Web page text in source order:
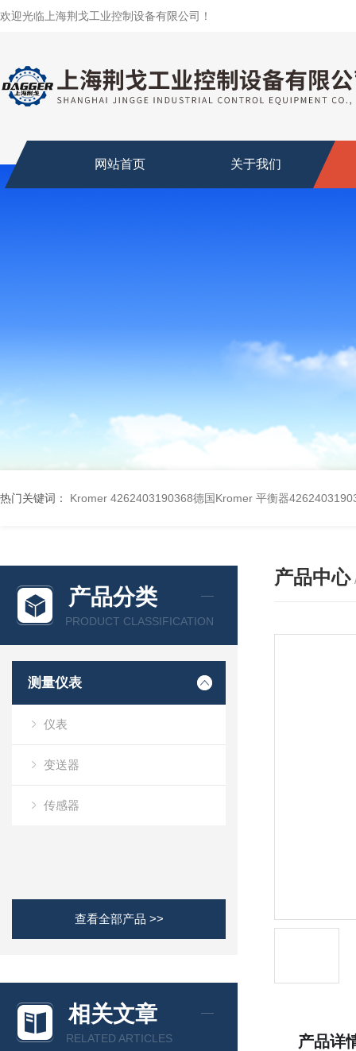
欢迎光临上海荆戈工业控制设备有限公司！
网站首页 关于我们
热门关键词： Kromer 4262403190368德国Kromer 平衡器
产品分类
PRODUCT CLASSIFICATION
测量仪表
仪表
变送器
传感器
查看全部产品 >>
相关文章
RELATED ARTICLES
产品中心
产品详